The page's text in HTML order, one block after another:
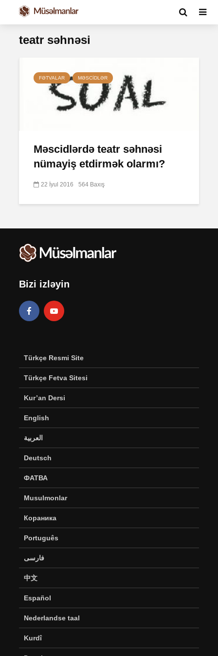
teatr səhnəsi
FƏTVALAR MƏSCIDLƏR
Məscidlərdə teatr səhnəsi
nümayiş etdirmək olarmı?
22 İyul 2016 564 Baxış
Bizi izləyin
Türkçe Resmi Site
Türkçe Fetva Sitesi
Kur’an Dersi
English
العربية
Deutsch
ФАТВА
Musulmonlar
Кораника
Português
فارسی
中文
Español
Nederlandse taal
Kurdî